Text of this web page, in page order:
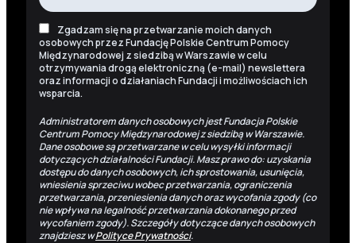
Zgadzam się na przetwarzanie moich danych
osobowych przez Fundację Polskie Centrum Pomocy
Międzynarodowej z siedzibą w Warszawie w celu
otrzymywania drogą elektroniczną (e-mail) newslettera
oraz informacji o działaniach Fundacji i możliwościach ich
wsparcia.
Administratorem danych osobowych jest Fundacja Polskie
Centrum Pomocy Międzynarodowej z siedzibą w Warszawie.
Dane osobowe są przetwarzane w celu wysyłki informacji
dotyczących działalności Fundacji. Masz prawo do: uzyskania
dostępu do danych osobowych, ich sprostowania, usunięcia,
wniesienia sprzeciwu wobec przetwarzania, ograniczenia
przetwarzania, przeniesienia danych oraz wycofania zgody (co
nie wpływa na legalność przetwarzania dokonanego przed
wycofaniem zgody). Szczegóły dotyczące danych osobowych
znajdziesz wPolityce Prywatności.